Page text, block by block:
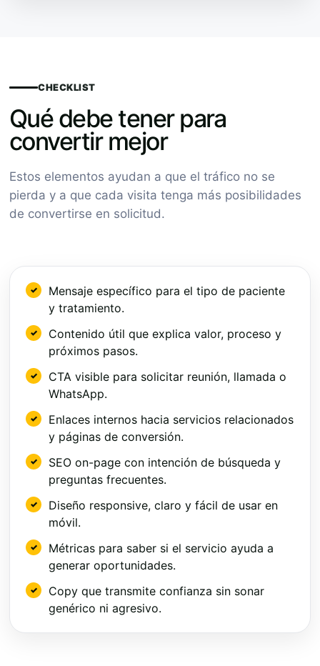
CHECKLIST
Qué debe tener para
convertir mejor
Estos elementos ayudan a que el tráfico no se
pierda y a que cada visita tenga más posibilidades
de convertirse en solicitud.
Mensaje específico para el tipo de paciente
y tratamiento.
Contenido útil que explica valor, proceso y
próximos pasos.
CTA visible para solicitar reunión, llamada o
WhatsApp.
Enlaces internos hacia servicios relacionados
y páginas de conversión.
SEO on-page con intención de búsqueda y
preguntas frecuentes.
Diseño responsive, claro y fácil de usar en
móvil.
Métricas para saber si el servicio ayuda a
generar oportunidades.
Copy que transmite confianza sin sonar
genérico ni agresivo.